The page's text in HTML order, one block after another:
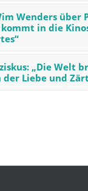
Wenders über
in die
„Die Welt
der Liebe und